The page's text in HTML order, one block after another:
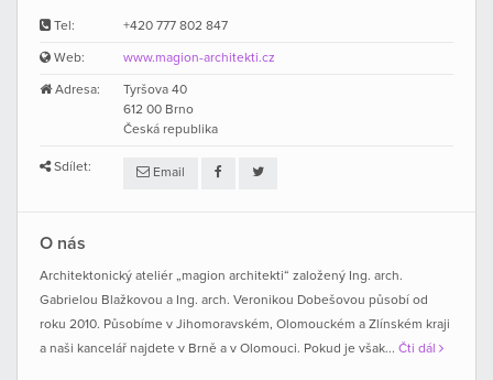
Tel: +420 777 802 847
Web: www.magion-architekti.cz
Adresa:
Tyršova 40
612 00 Brno
Česká republika
Sdílet: Email
O nás
Architektonický ateliér „magion architekti“ založený Ing. arch.
Gabrielou Blažkovou a Ing. arch. Veronikou Dobešovou působí od
roku 2010. Působíme v Jihomoravském, Olomouckém a Zlínském kraji
a naši kancelář najdete v Brně a v Olomouci. Pokud je však... Čti dál